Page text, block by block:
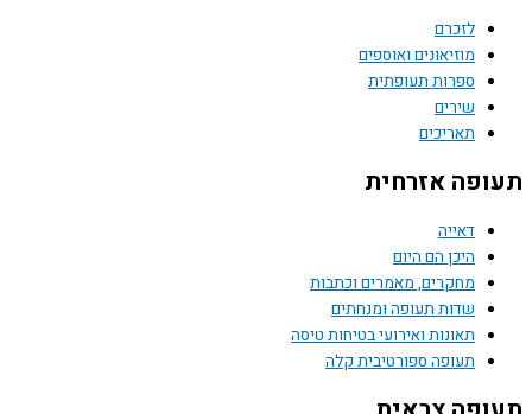
לזכרם
מוזיאונים ואוספים
ספרות תעופתית
שירים
תאריכים
תעופה אזרחית
דאייה
היכן הם היום
מחקרים, מאמרים וכתבות
שדות תעופה ומנחתים
תאונות ואירועי בטיחות טיסה
תעופה ספורטיבית קלה